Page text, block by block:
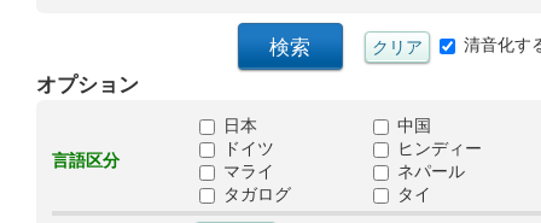
清音化す
オプション
言語区分
日本
中国
ドイツ
ヒンディー
マライ
ネパール
タガログ
タイ